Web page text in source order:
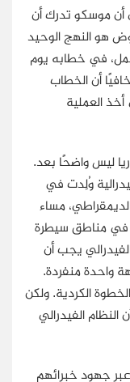
أن موسكو تدرك أن
هو النهج الوحيد
عمل، في خطابه يوم
أن الخطاب
العملية
ليس واضحًا بعد.
وُلِدت في
مساء
في مناطق سيطرة
يجب أن
واحدة منفردة.
الكردية. ولكن
الفيدرالي
جهود خبرائهم